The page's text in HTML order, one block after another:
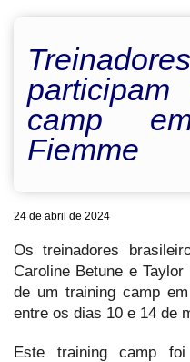
camp
Fiemme
24 de abril de 2024
Os treinadores
Caroline Betune e
de um training camp
entre os dias 10 e 14 de
Este training camp